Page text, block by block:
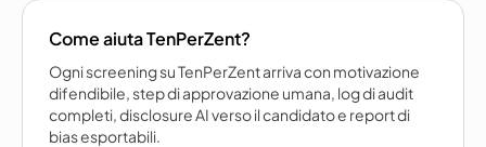
Come aiuta TenPerZent?
Ogni screening su TenPerZent arriva con motivazione
difendibile, step di approvazione umana, log di audit
completi, disclosure AI verso il candidato e report di
bias esportabili.